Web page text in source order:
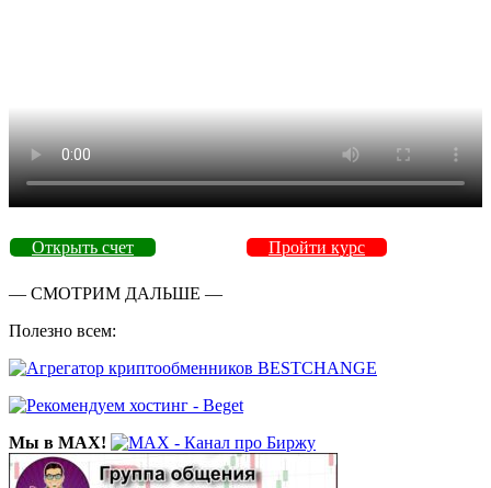
Открыть счет Пройти курс
— СМОТРИМ ДАЛЬШЕ —
Полезно всем:
Мы в MAX!